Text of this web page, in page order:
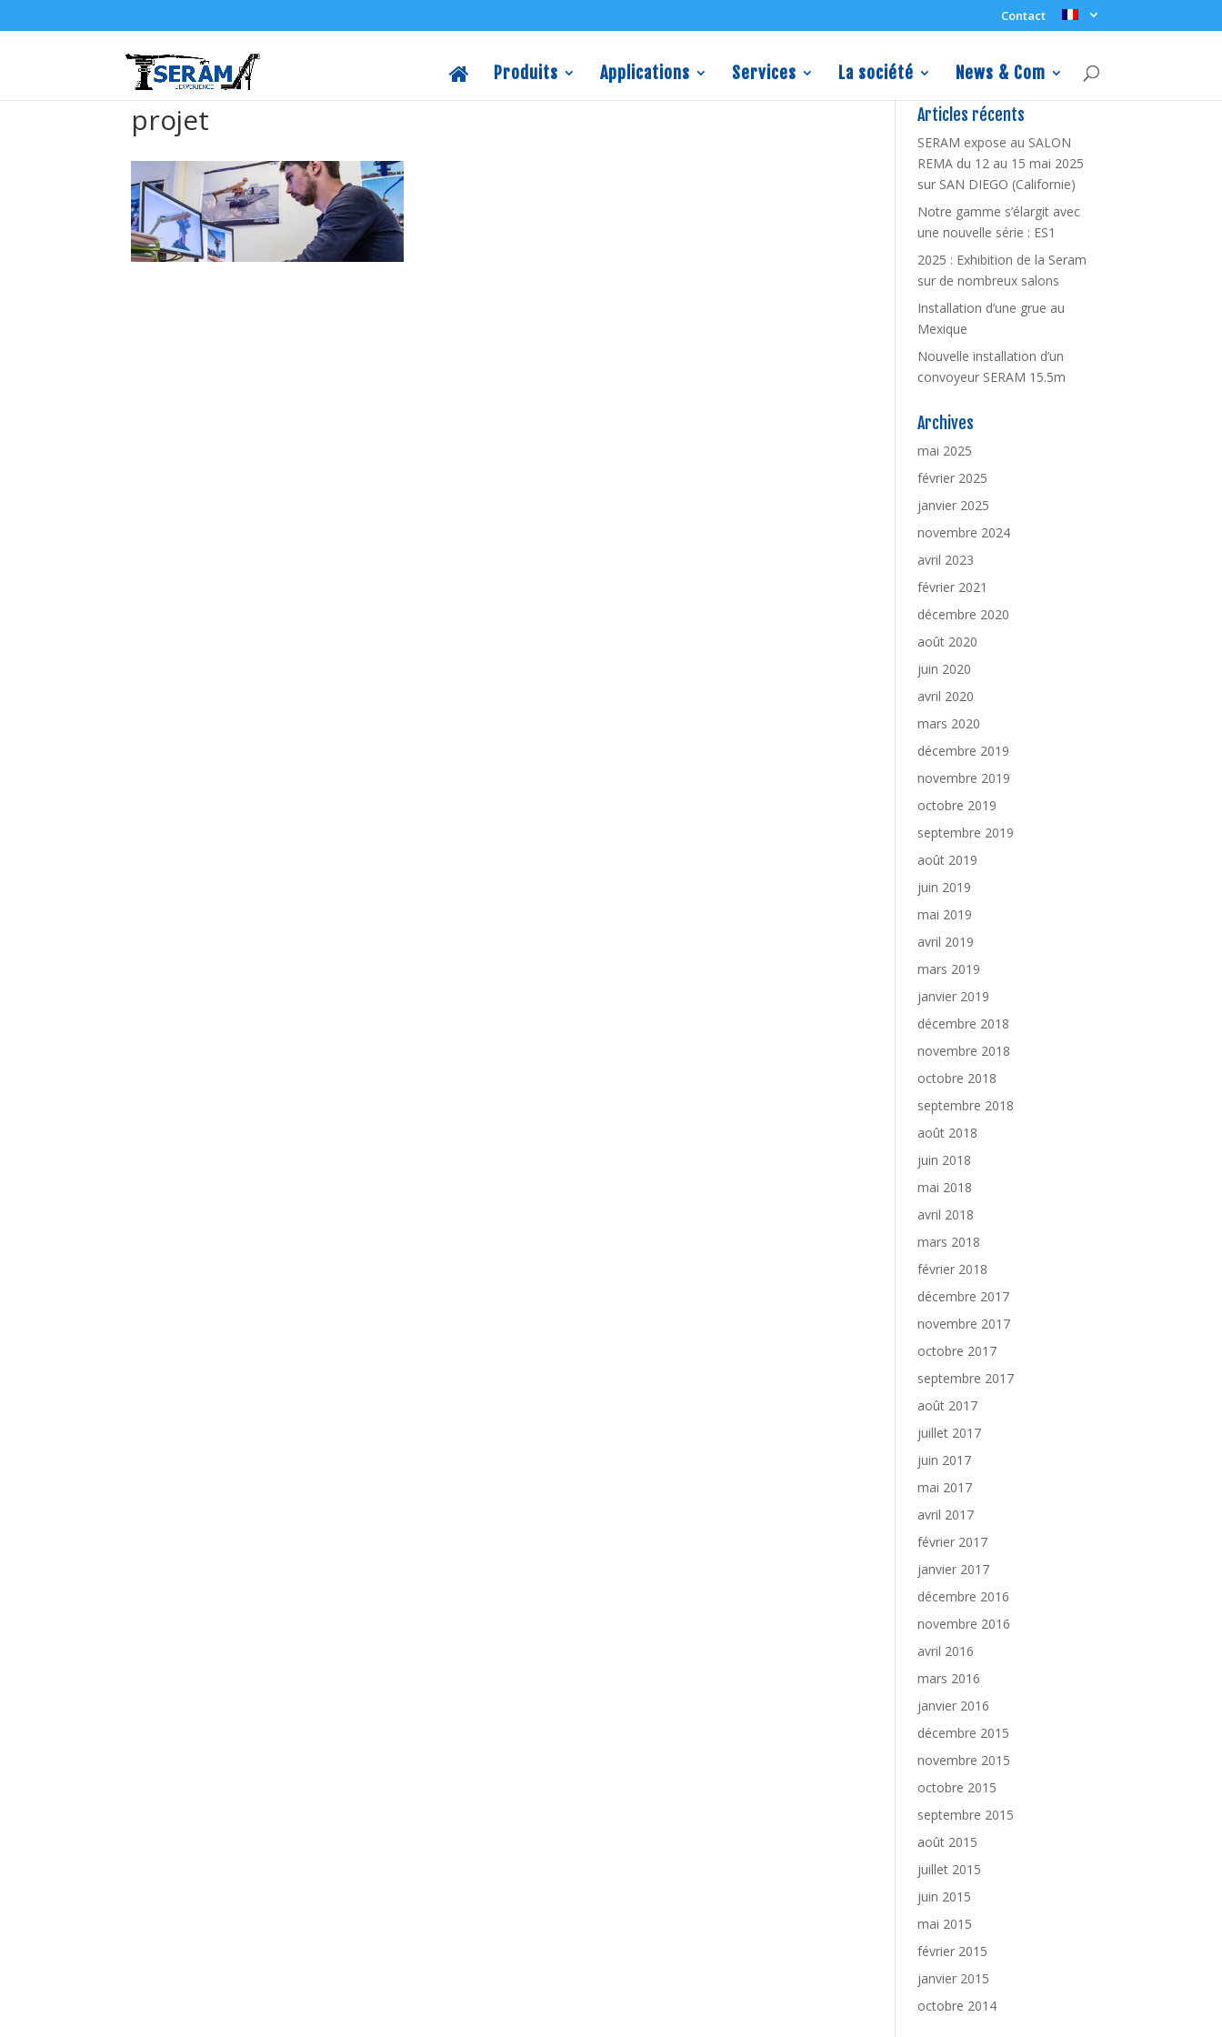
Contact
Produits Applications Services La société News & Com
projet Articles récents
SERAM expose au SALON
REMA du 12 au 15 mai 2025
sur SAN DIEGO (Californie)
Notre gamme s’élargit avec
une nouvelle série : ES1
2025 : Exhibition de la Seram
sur de nombreux salons
Installation d’une grue au
Mexique
Nouvelle installation d’un
convoyeur SERAM 15.5m
Archives
mai 2025
février 2025
janvier 2025
novembre 2024
avril 2023
février 2021
décembre 2020
août 2020
juin 2020
avril 2020
mars 2020
décembre 2019
novembre 2019
octobre 2019
septembre 2019
août 2019
juin 2019
mai 2019
avril 2019
mars 2019
janvier 2019
décembre 2018
novembre 2018
octobre 2018
septembre 2018
août 2018
juin 2018
mai 2018
avril 2018
mars 2018
février 2018
décembre 2017
novembre 2017
octobre 2017
septembre 2017
août 2017
juillet 2017
juin 2017
mai 2017
avril 2017
février 2017
janvier 2017
décembre 2016
novembre 2016
avril 2016
mars 2016
janvier 2016
décembre 2015
novembre 2015
octobre 2015
septembre 2015
août 2015
juillet 2015
juin 2015
mai 2015
février 2015
janvier 2015
octobre 2014